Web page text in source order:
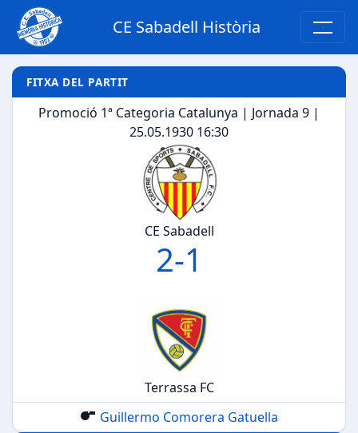
CE Sabadell Història
FITXA DEL PARTIT
Promoció 1ª Categoria Catalunya | Jornada 9 |
25.05.1930 16:30
CE Sabadell
2-1
Terrassa FC
Guillermo Comorera Gatuella